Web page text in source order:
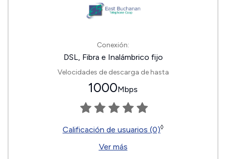
Conexión:
DSL, Fibra e Inalámbrico fijo
Velocidades de descarga de hasta
1000Mbps
Calificación de usuarios (0)◊
Ver más